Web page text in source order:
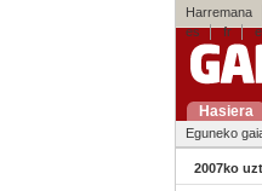
Harremana
es
fr
Hasiera
Eguneko
2007ko